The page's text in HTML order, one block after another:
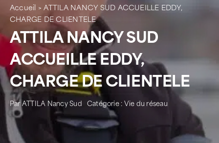
Nos services
Nos agences
Votre toit
Rejoignez-nous
Devenir Franchisé
Accueil >ATTILA NANCY SUD ACCUEILLE EDDY,
CHARGE DE CLIENTELE
ATTILA NANCY SUD
ACCUEILLE EDDY,
CHARGE DE CLIENTELE
ParATTILA Nancy Sud Catégorie :Vie du réseau